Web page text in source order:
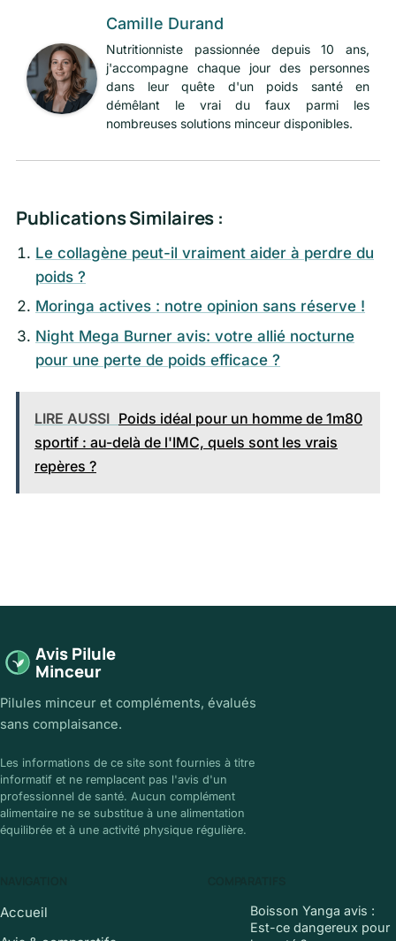
Camille Durand
Nutritionniste passionnée depuis 10 ans,
j'accompagne chaque jour des personnes
dans leur quête d'un poids santé en
démêlant le vrai du faux parmi les
nombreuses solutions minceur disponibles.
Publications Similaires :
Le collagène peut-il vraiment aider à perdre du
poids ?
Moringa actives : notre opinion sans réserve !
Night Mega Burner avis: votre allié nocturne
pour une perte de poids efficace ?
LIRE AUSSI Poids idéal pour un homme de 1m80
sportif : au-delà de l'IMC, quels sont les vrais
repères ?
Avis Pilule
Minceur
Pilules minceur et compléments, évalués
sans complaisance.
Les informations de ce site sont fournies à titre
informatif et ne remplacent pas l'avis d'un
professionnel de santé. Aucun complément
alimentaire ne se substitue à une alimentation
équilibrée et à une activité physique régulière.
Accueil
Boisson Yanga avis :
Est-ce dangereux pour